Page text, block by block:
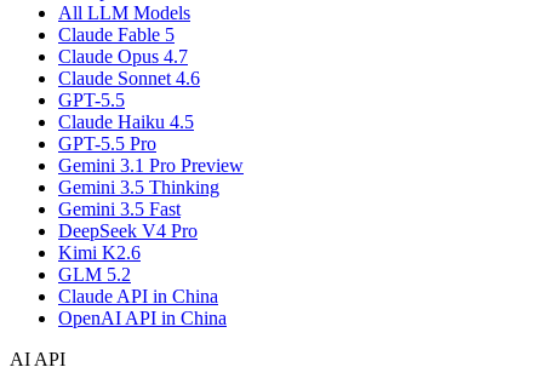
All LLM Models
Claude Fable 5
Claude Opus 4.7
Claude Sonnet 4.6
GPT-5.5
Claude Haiku 4.5
GPT-5.5 Pro
Gemini 3.1 Pro Preview
Gemini 3.5 Thinking
Gemini 3.5 Fast
DeepSeek V4 Pro
Kimi K2.6
GLM 5.2
Claude API in China
OpenAI API in China
AI API